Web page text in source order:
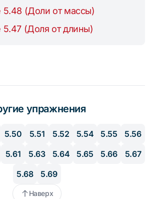
(Доли от массы)
(Доля от длины)
упражнения
5.50 5.51 5.52 5.54 5.55
5.56
5.61 5.63 5.64 5.65 5.66
5.67
5.68
5.69
Наверх